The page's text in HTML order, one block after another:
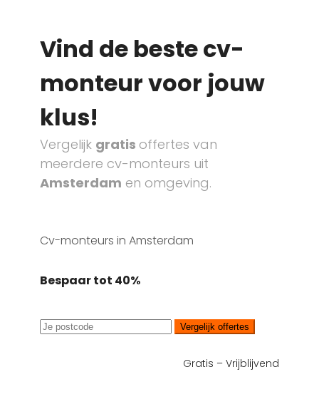
Vind de beste cv-
monteur voor jouw
klus!
Vergelijk gratis offertes van
meerdere cv-monteurs uit
Amsterdam en omgeving.
Cv-monteurs in Amsterdam
Bespaar tot 40%
Vergelijk offertes
Gratis – Vrijblijvend